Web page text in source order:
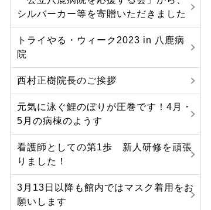
シルバーカー等を寄贈いただきました
トライやる・ウィーク2023 in 八鹿病
院
西村正樹院長のご挨拶
元気に泳ぐ鯉のぼりが圧巻です！4月・
5月の病棟のようす
看護師としての第1歩 新人研修を頑張
りました！
3月13日以降も館内ではマスク着用をお
願いします